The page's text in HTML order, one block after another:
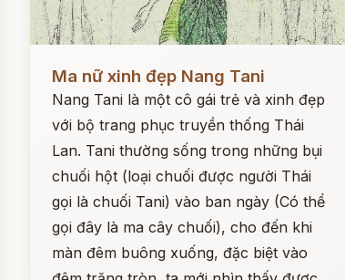
Ma nữ xinh đẹp Nang Tani
Nang Tani là một cô gái trẻ và xinh đẹp
với bộ trang phục truyền thống Thái
Lan. Tani thường sống trong những bụi
chuối hột (loại chuối được người Thái
gọi là chuối Tani) vào ban ngày (Có thể
gọi đây là ma cây chuối), cho đến khi
màn đêm buông xuống, đặc biệt vào